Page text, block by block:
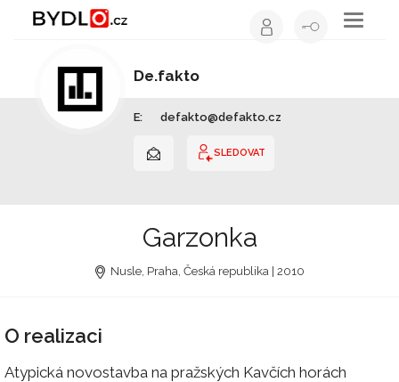
Toggle
De.fakto
E: defakto@defakto.cz
SLEDOVAT
Garzonka
Nusle, Praha, Česká republika | 2010
O realizaci
Atypická novostavba na pražských Kavčích horách